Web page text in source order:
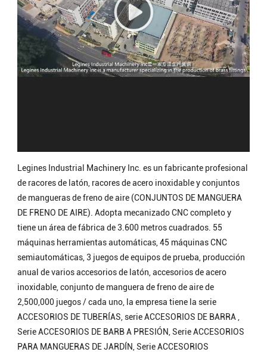
Legines Industrial Machinery Inc. es un fabricante profesional
de racores de latón, racores de acero inoxidable y conjuntos
de mangueras de freno de aire (CONJUNTOS DE MANGUERA
DE FRENO DE AIRE). Adopta mecanizado CNC completo y
tiene un área de fábrica de 3.600 metros cuadrados. 55
máquinas herramientas automáticas, 45 máquinas CNC
semiautomáticas, 3 juegos de equipos de prueba, producción
anual de varios accesorios de latón, accesorios de acero
inoxidable, conjunto de manguera de freno de aire de
2,500,000 juegos / cada uno, la empresa tiene la serie
ACCESORIOS DE TUBERÍAS, serie ACCESORIOS DE BARRA ,
Serie ACCESORIOS DE BARB A PRESIÓN, Serie ACCESORIOS
PARA MANGUERAS DE JARDÍN, Serie ACCESORIOS